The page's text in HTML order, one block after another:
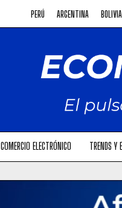
PERÚ ARGENTINA BOLIVIA
COMERCIO ELECTRÓNICO TRENDS Y